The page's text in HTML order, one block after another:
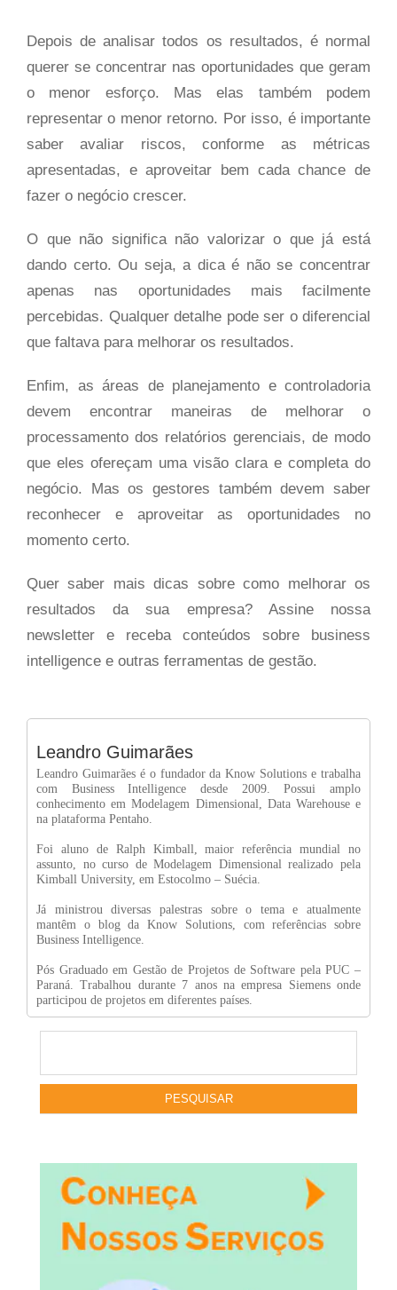
Depois de analisar todos os resultados, é normal
querer se concentrar nas oportunidades que geram
o menor esforço. Mas elas também podem
representar o menor retorno. Por isso, é importante
saber avaliar riscos, conforme as métricas
apresentadas, e aproveitar bem cada chance de
fazer o negócio crescer.
O que não significa não valorizar o que já está
dando certo. Ou seja, a dica é não se concentrar
apenas nas oportunidades mais facilmente
percebidas. Qualquer detalhe pode ser o diferencial
que faltava para melhorar os resultados.
Enfim, as áreas de planejamento e controladoria
devem encontrar maneiras de melhorar o
processamento dos relatórios gerenciais, de modo
que eles ofereçam uma visão clara e completa do
negócio. Mas os gestores também devem saber
reconhecer e aproveitar as oportunidades no
momento certo.
Quer saber mais dicas sobre como melhorar os
resultados da sua empresa? Assine nossa
newsletter e receba conteúdos sobre business
intelligence e outras ferramentas de gestão.
Leandro Guimarães
Leandro Guimarães é o fundador da Know Solutions e trabalha
com Business Intelligence desde 2009. Possui amplo
conhecimento em Modelagem Dimensional, Data Warehouse e
na plataforma Pentaho.
Foi aluno de Ralph Kimball, maior referência mundial no
assunto, no curso de Modelagem Dimensional realizado pela
Kimball University, em Estocolmo – Suécia.
Já ministrou diversas palestras sobre o tema e atualmente
mantêm o blog da Know Solutions, com referências sobre
Business Intelligence.
Pós Graduado em Gestão de Projetos de Software pela PUC –
Paraná. Trabalhou durante 7 anos na empresa Siemens onde
participou de projetos em diferentes países.